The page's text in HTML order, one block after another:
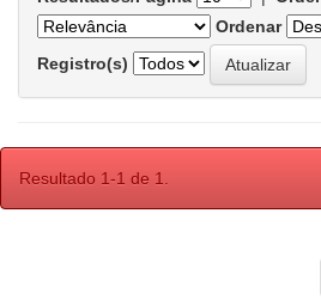
Ordenar
Registro(s)
Resultado 1-1 de 1.